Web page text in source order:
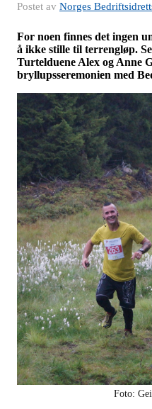
Postet av Norges
For noen finnes det ingen
å ikke stille til terrengløp.
Turtelduene Alex og Anne
bryllupsseremonien med
Foto: